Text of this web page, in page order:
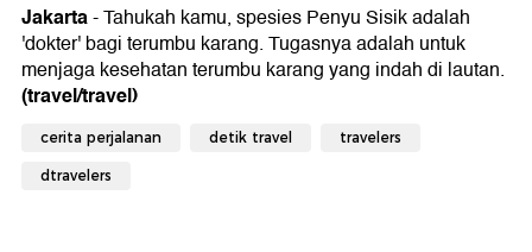
Jakarta- Tahukah kamu, spesies Penyu Sisik adalah
'dokter' bagi terumbu karang. Tugasnya adalah untuk
menjaga kesehatan terumbu karang yang indah di lautan.
(travel/travel)
cerita perjalanan detik travel travelers
dtravelers